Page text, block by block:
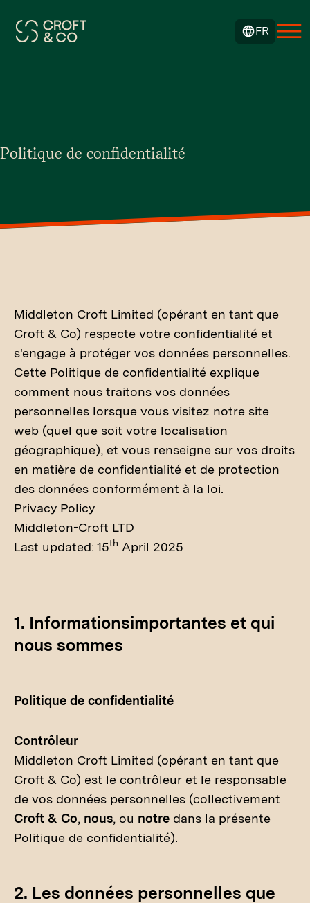
FR
Politique de confidentialité
Middleton Croft Limited (opérant en tant que
Croft & Co) respecte votre confidentialité et
s'engage à protéger vos données personnelles.
Cette Politique de confidentialité explique
comment nous traitons vos données
personnelles lorsque vous visitez notre site
web (quel que soit votre localisation
géographique), et vous renseigne sur vos droits
en matière de confidentialité et de protection
des données conformément à la loi.
Privacy Policy
Middleton-Croft LTD
Last updated: 15th April 2025
1. Informationsimportantes et qui
nous sommes
Politique de confidentialité
Contrôleur
Middleton Croft Limited (opérant en tant que
Croft & Co) est le contrôleur et le responsable
de vos données personnelles (collectivement
Croft & Co, nous, ou notre dans la présente
Politique de confidentialité).
2. Les données personnelles que